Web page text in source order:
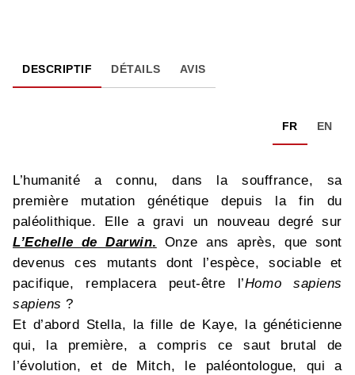
DESCRIPTIF DÉTAILS AVIS
FR EN
L’humanité a connu, dans la souffrance, sa
première mutation génétique depuis la fin du
paléolithique. Elle a gravi un nouveau degré sur
L’Echelle de Darwin. Onze ans après, que sont
devenus ces mutants dont l’espèce, sociable et
pacifique, remplacera peut-être l’Homo sapiens
sapiens ?
Et d’abord Stella, la fille de Kaye, la généticienne
qui, la première, a compris ce saut brutal de
l’évolution, et de Mitch, le paléontologue, qui a